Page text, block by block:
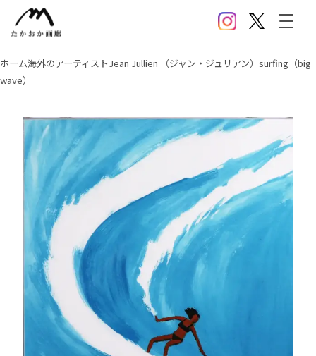
InstagramX(Twitter)
メニ
ホーム海外のアーティストJean Jullien （ジャン・ジュリアン） surfing（big
wave）